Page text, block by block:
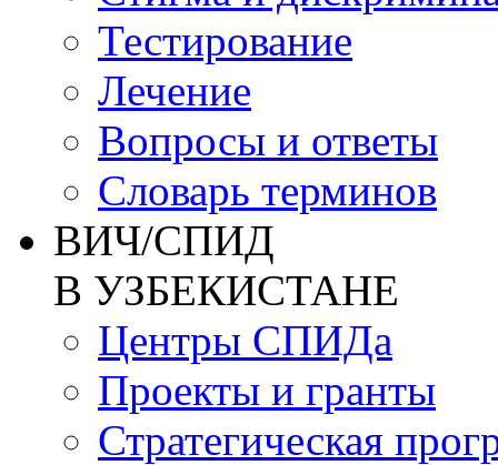
Тестирование
Лечение
Вопросы и ответы
Словарь терминов
ВИЧ/СПИД
В УЗБЕКИСТАНЕ
Центры СПИДа
Проекты и гранты
Стратегическая